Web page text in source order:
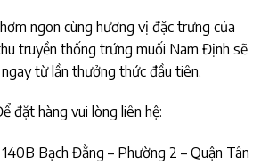
ngon cùng hương vị đặc trưng của
truyền thống trứng muối Nam Định sẽ
từ lần thưởng thức đầu tiên.
đặt hàng vui lòng liên hệ:
Bạch Đằng – Phường 2 – Quận Tân